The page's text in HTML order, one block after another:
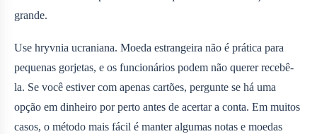
grande.
Use hryvnia ucraniana. Moeda estrangeira não é prática para
pequenas gorjetas, e os funcionários podem não querer recebê-
la. Se você estiver com apenas cartões, pergunte se há uma
opção em dinheiro por perto antes de acertar a conta. Em muitos
casos, o método mais fácil é manter algumas notas e moedas